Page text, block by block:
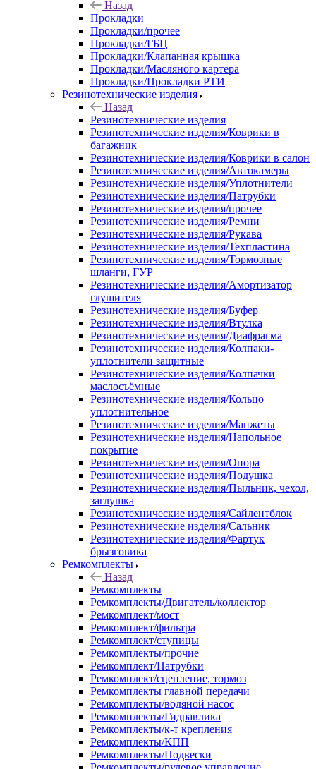
Назад
Прокладки
Прокладки/прочее
Прокладки/ГБЦ
Прокладки/Клапанная крышка
Прокладки/Масляного картера
Прокладки/Прокладки РТИ
Резинотехнические изделия
Назад
Резинотехнические изделия
Резинотехнические изделия/Коврики в
багажник
Резинотехнические изделия/Коврики в салон
Резинотехнические изделия/Автокамеры
Резинотехнические изделия/Уплотнители
Резинотехнические изделия/Патрубки
Резинотехнические изделия/прочее
Резинотехнические изделия/Ремни
Резинотехнические изделия/Рукава
Резинотехнические изделия/Техпластина
Резинотехнические изделия/Тормозные
шланги, ГУР
Резинотехнические изделия/Амортизатор
глушителя
Резинотехнические изделия/Буфер
Резинотехнические изделия/Втулка
Резинотехнические изделия/Диафрагма
Резинотехнические изделия/Колпаки-
уплотнители защитные
Резинотехнические изделия/Колпачки
маслосъёмные
Резинотехнические изделия/Кольцо
уплотнительное
Резинотехнические изделия/Манжеты
Резинотехнические изделия/Напольное
покрытие
Резинотехнические изделия/Опора
Резинотехнические изделия/Подушка
Резинотехнические изделия/Пыльник, чехол,
заглушка
Резинотехнические изделия/Сайлентблок
Резинотехнические изделия/Сальник
Резинотехнические изделия/Фартук
брызговика
Ремкомплекты
Назад
Ремкомплекты
Ремкомплекты/Двигатель/коллектор
Ремкомплект/мост
Ремкомплект/фильтра
Ремкомплект/ступицы
Ремкомплекты/прочие
Ремкомплект/Патрубки
Ремкомплект/сцепление, тормоз
Ремкомплекты главной передачи
Ремкомплекты/водяной насос
Ремкомплекты/Гидравлика
Ремкомплекты/к-т крепления
Ремкомплекты/КПП
Ремкомплекты/Подвески